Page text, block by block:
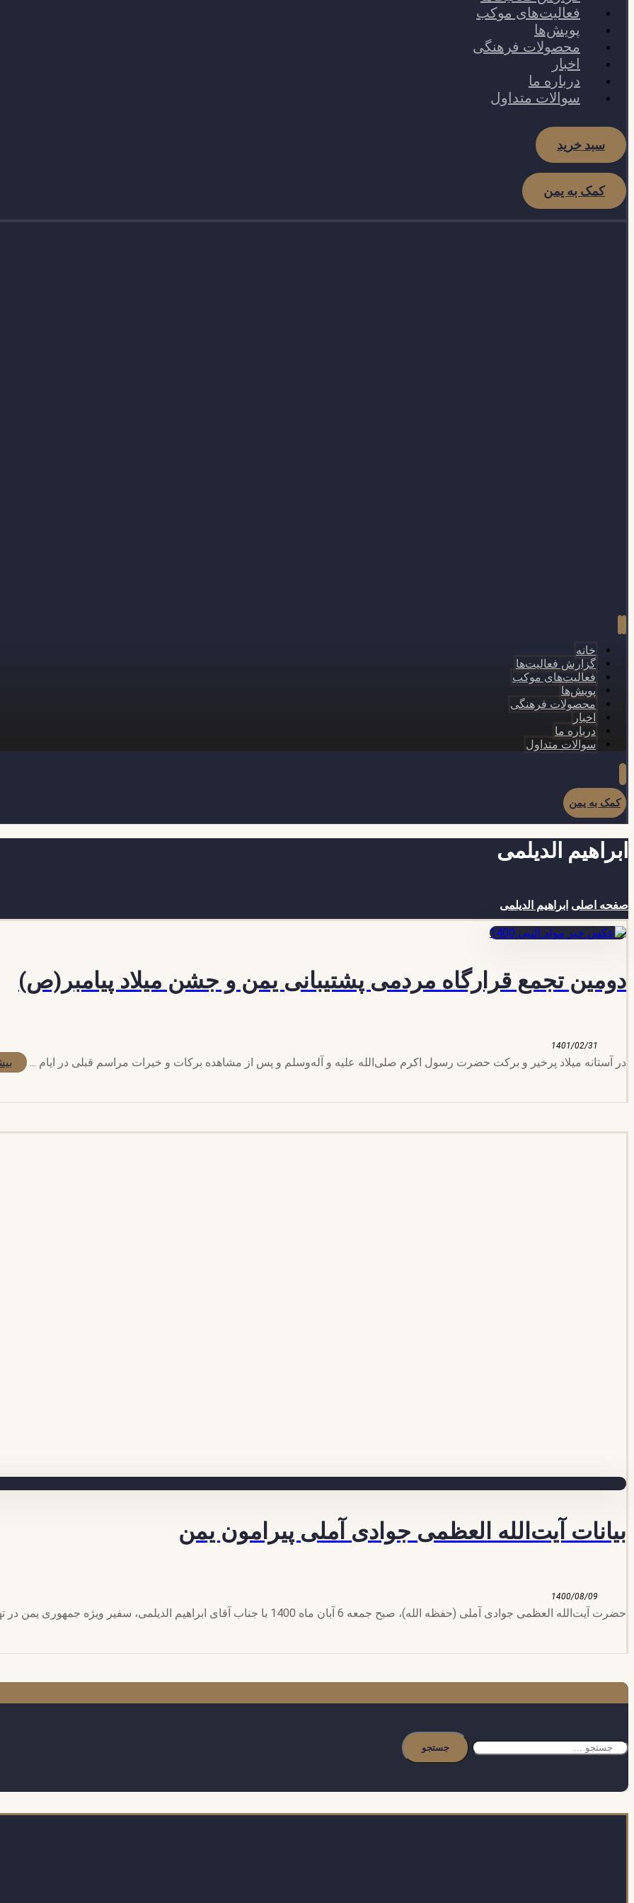
فعالیت‌های موکب
پویش‌ها
محصولات فرهنگی
اخبار
درباره ما
سوالات متداول
سبد خرید
کمک به یمن
خانه
گزارش فعالیت‌ها
فعالیت‌های موکب
پویش‌ها
محصولات فرهنگی
اخبار
درباره ما
سوالات متداول
کمک به یمن
ابراهیم الدیلمی
صفحه اصلی ابراهیم الدیلمی
دومین تجمع قرارگاه مردمی پشتیبانی یمن و جشن میلاد پیامبر(ص)
1401/02/31
در آستانه میلاد پرخیر و برکت حضرت رسول اکرم صلی‌الله علیه و آله‌وسلم و پس از مشاهده برکات و خیرات مراسم قبلی در ایام ...
بیانات آیت‌الله العظمی جوادی آملی پیرامون یمن
1400/08/09
حضرت آیت‌الله العظمی جوادی آملی (حفظه الله)، صبح جمعه 6 آبان ماه 1400 با جناب آقای ابراهیم الدیلمی، سفیر ویژه جمهوری یمن در تهران ...
برای: